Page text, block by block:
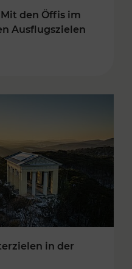
den Öffis im
Ausflugszielen
in der